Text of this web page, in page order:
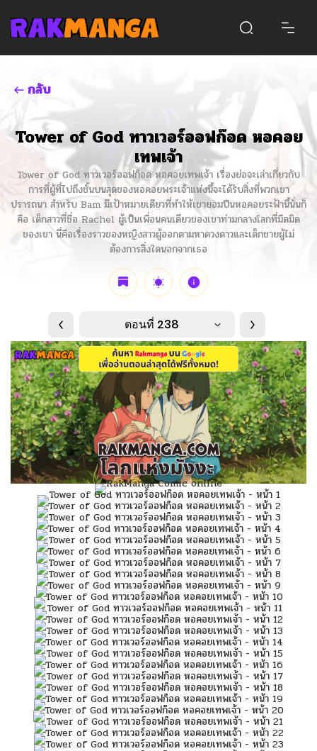
กลับ
Tower of God ทาวเวอร์ออฟก๊อด หอคอย
เทพเจ้า
Tower of God ทาวเวอร์ออฟก๊อด หอคอยเทพเจ้า เรื่องย่อจะเล่าเกี่ยวกับ
การที่ผู้ที่ไปถึงชั้นบนสุดของหอคอยพระเจ้าแห่งนี้จะได้รับสิ่งที่พวกเขา
ปรารถนา สำหรับ Bam มีเป้าหมายเดียวที่ทำให้เขายอมปีนหอคอยระฟ้านี้นั่นก็
คือ เด็กสาวที่ชื่อ Rachel ผู้เป็นเพื่อนคนเดียวของเขาท่ามกลางโลกที่มืดมิด
ของเขา นี่คือเรื่องราวของหญิงสาวผู้ออกตามหาดวงดาวและเด็กชายผู้ไม่
ต้องการสิ่งใดนอกจากเธอ
ตอนที่ 238